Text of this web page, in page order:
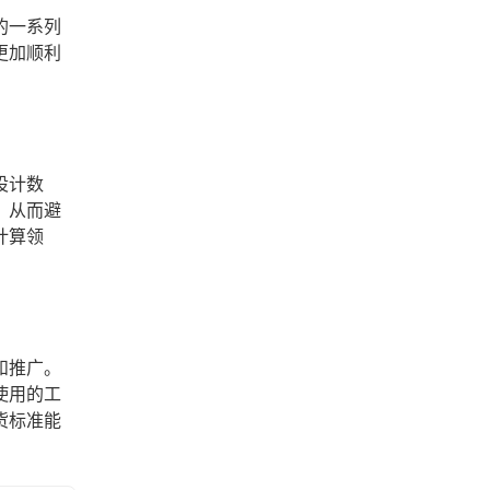
一系列
顺利
计数
从而避
算领
广。
用的工
标准能